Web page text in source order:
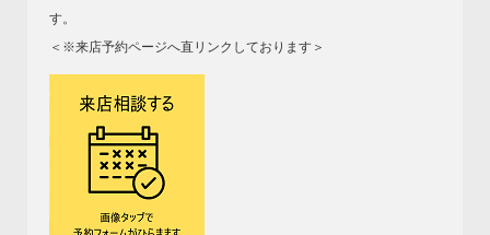
す。
＜※来店予約ページへ直リンクしております＞